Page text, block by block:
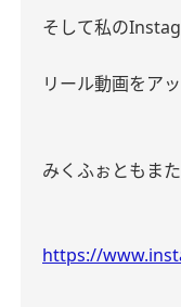
そして私の
リール動画をア
みくふぉともま
https://